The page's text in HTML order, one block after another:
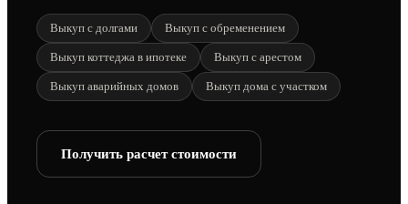
Выкуп с долгами Выкуп с обременением
Выкуп коттеджа в ипотеке Выкуп с арестом
Выкуп аварийных домов Выкуп дома с участком
Получить расчет стоимости